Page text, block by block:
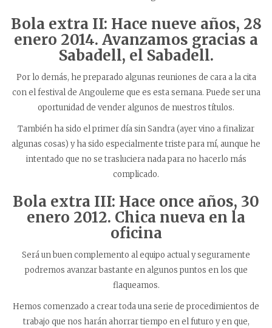
Bola extra II: Hace nueve años, 28
enero 2014. Avanzamos gracias a
Sabadell, el Sabadell.
Por lo demás, he preparado algunas reuniones de cara a la cita
con el festival de Angouleme que es esta semana. Puede ser una
oportunidad de vender algunos de nuestros títulos.
También ha sido el primer día sin Sandra (ayer vino a finalizar
algunas cosas) y ha sido especialmente triste para mí, aunque he
intentado que no se trasluciera nada para no hacerlo más
complicado.
Bola extra III: Hace once años, 30
enero 2012. Chica nueva en la
oficina
Será un buen complemento al equipo actual y seguramente
podremos avanzar bastante en algunos puntos en los que
flaqueamos.
Hemos comenzado a crear toda una serie de procedimientos de
trabajo que nos harán ahorrar tiempo en el futuro y en que,